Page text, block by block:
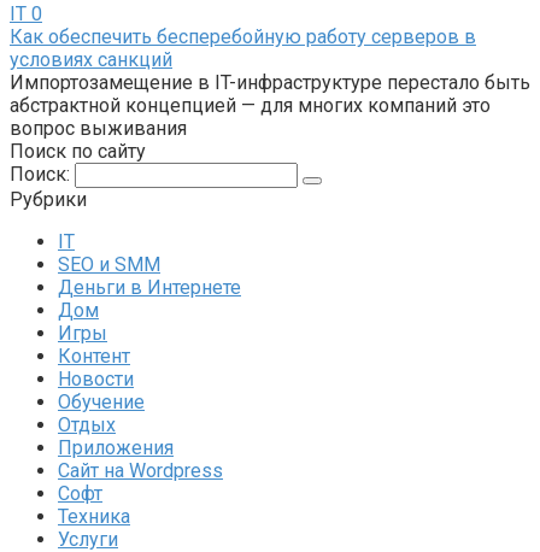
IT 0
Как обеспечить бесперебойную работу серверов в
условиях санкций
Импортозамещение в IT-инфраструктуре перестало быть
абстрактной концепцией — для многих компаний это
вопрос выживания
Поиск по сайту
Поиск:
Рубрики
IT
SEO и SMM
Деньги в Интернете
Дом
Игры
Контент
Новости
Обучение
Отдых
Приложения
Сайт на Wordpress
Софт
Техника
Услуги